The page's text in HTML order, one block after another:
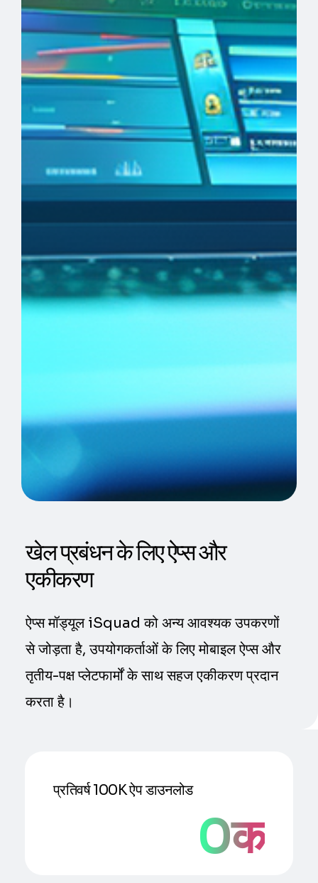
खेल प्रबंधन के लिए ऐप्स और
एकीकरण
ऐप्स मॉड्यूल iSquad को अन्य आवश्यक उपकरणों
से जोड़ता है, उपयोगकर्ताओं के लिए मोबाइल ऐप्स और
तृतीय-पक्ष प्लेटफार्मों के साथ सहज एकीकरण प्रदान
करता है।
प्रतिवर्ष 100K ऐप डाउनलोड
0क